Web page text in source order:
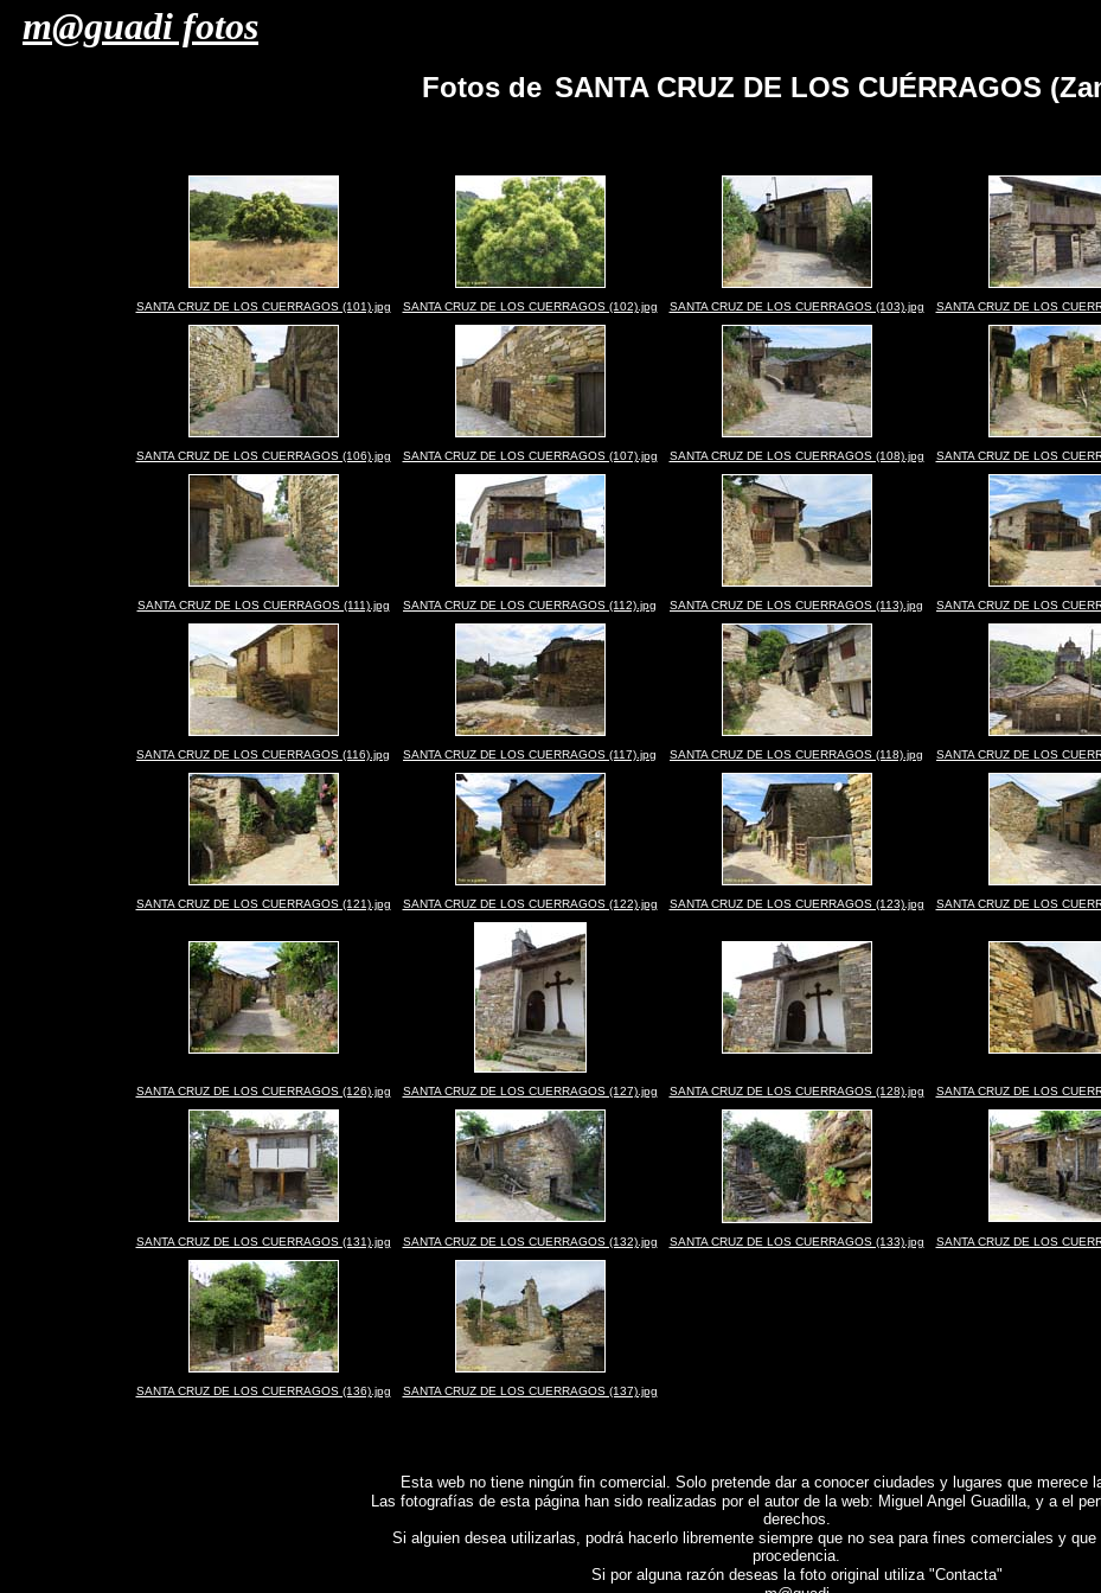
m@guadi fotos
Fotos de SANTA CRUZ DE LOS CUÉRRAGOS
SANTA CRUZ DE LOS CUERRAGOS (101).jpg SANTA CRUZ DE LOS CUERRAGOS (102).jpg SANTA CRUZ DE LOS CUERRAGOS (103).jpg SANTA CRUZ DE LOS
SANTA CRUZ DE LOS CUERRAGOS (106).jpg SANTA CRUZ DE LOS CUERRAGOS (107).jpg SANTA CRUZ DE LOS CUERRAGOS (108).jpg SANTA CRUZ DE LOS
SANTA CRUZ DE LOS CUERRAGOS (111).jpg SANTA CRUZ DE LOS CUERRAGOS (112).jpg SANTA CRUZ DE LOS CUERRAGOS (113).jpg SANTA CRUZ DE LOS
SANTA CRUZ DE LOS CUERRAGOS (116).jpg SANTA CRUZ DE LOS CUERRAGOS (117).jpg SANTA CRUZ DE LOS CUERRAGOS (118).jpg SANTA CRUZ DE LOS
SANTA CRUZ DE LOS CUERRAGOS (121).jpg SANTA CRUZ DE LOS CUERRAGOS (122).jpg SANTA CRUZ DE LOS CUERRAGOS (123).jpg SANTA CRUZ DE LOS
SANTA CRUZ DE LOS CUERRAGOS (126).jpg SANTA CRUZ DE LOS CUERRAGOS (127).jpg SANTA CRUZ DE LOS CUERRAGOS (128).jpg SANTA CRUZ DE LOS
SANTA CRUZ DE LOS CUERRAGOS (131).jpg SANTA CRUZ DE LOS CUERRAGOS (132).jpg SANTA CRUZ DE LOS CUERRAGOS (133).jpg SANTA CRUZ DE LOS
SANTA CRUZ DE LOS CUERRAGOS (136).jpg SANTA CRUZ DE LOS CUERRAGOS (137).jpg
Esta web no tiene ningún fin comercial. Solo pretende dar a conocer ciudades y lugares que merece
Las fotografías de esta página han sido realizadas por el autor de la web: Miguel Angel Guadilla, y a el
derechos.
Si alguien desea utilizarlas, podrá hacerlo libremente siempre que no sea para fines comerciales y que
procedencia.
Si por alguna razón deseas la foto original utiliza "Contacta"